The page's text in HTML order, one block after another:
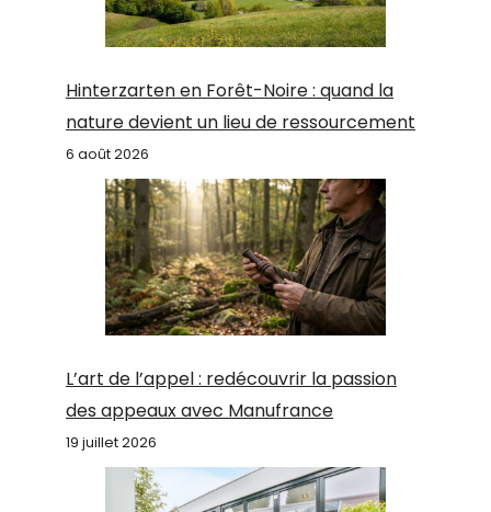
Hinterzarten en Forêt-Noire : quand la
nature devient un lieu de ressourcement
6 août 2026
L’art de l’appel : redécouvrir la passion
des appeaux avec Manufrance
19 juillet 2026